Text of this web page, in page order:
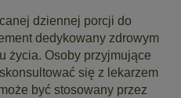
dziennej porcji do
dedykowany zdrowym
życia. Osoby przyjmujące
się z lekarzem
być stosowany przez